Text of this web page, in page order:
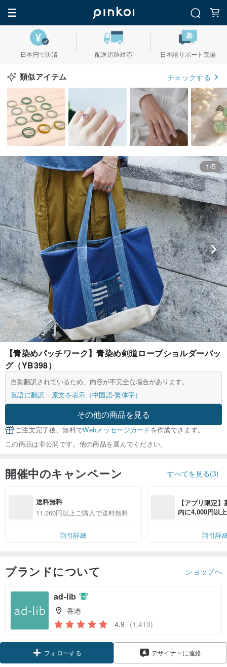
日本円で決済 配送追跡対応 日本語サポート完備
類似アイテム チェックする
1/5
【青染めパッチワーク】青染め剣道ローブショルダーバッ
グ（YB398）
自動翻訳されているため、内容が不完全な場合があります。
英語に翻訳
原文を表示（中国語-繁体字）
その他の商品を見る
ご注文完了後、無料でWebメッセージカードを作成できます。
この商品は非公開です。他の商品を選んでください。
開催中のキャンペーン すべてを見る(3)
送料無料
11,260円以上ご購入で送料無料
割引詳細
【アプリ限定
内に4,000円以
割引詳
ブランドについて ショップへ
ad-lib
香港
4.9 (1,410)
フォローする デザイナーに連絡